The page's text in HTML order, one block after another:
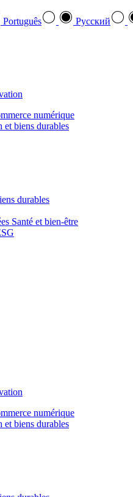
Português Pусский
numérique
et biens durables
durables
Santé et bien‑être
numérique
et biens durables